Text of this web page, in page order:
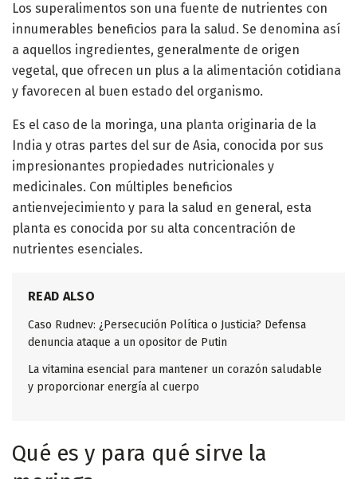
Los superalimentos son una fuente de nutrientes con
innumerables beneficios para la salud. Se denomina así
a aquellos ingredientes, generalmente de origen
vegetal, que ofrecen un plus a la alimentación cotidiana
y favorecen al buen estado del organismo.
Es el caso de la moringa, una planta originaria de la
India y otras partes del sur de Asia, conocida por sus
impresionantes propiedades nutricionales y
medicinales. Con múltiples beneficios
antienvejecimiento y para la salud en general, esta
planta es conocida por su alta concentración de
nutrientes esenciales.
READ ALSO
Caso Rudnev: ¿Persecución Política o Justicia? Defensa
denuncia ataque a un opositor de Putin
La vitamina esencial para mantener un corazón saludable
y proporcionar energía al cuerpo
Qué es y para qué sirve la